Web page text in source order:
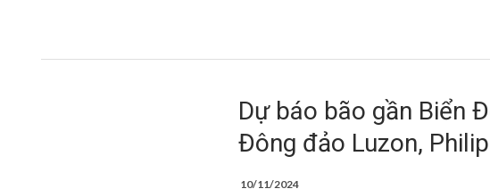
Dự báo bão gần Biển
Đông đảo Luzon,
10/11/2024